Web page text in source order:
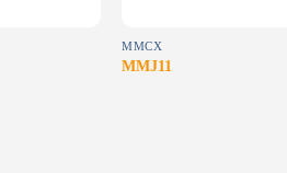
MMCX
MMJ11